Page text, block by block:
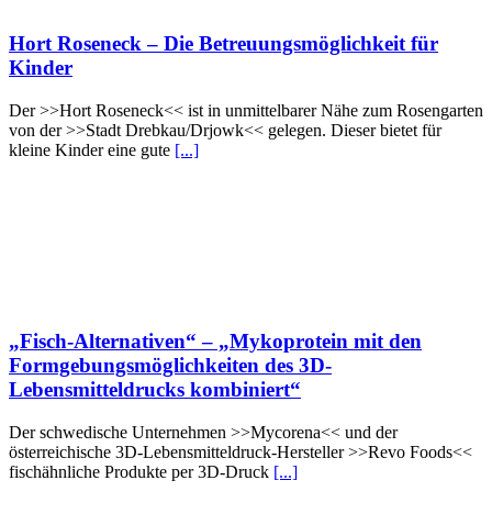
Hort Roseneck – Die Betreuungsmöglichkeit für
Kinder
Der >>Hort Roseneck<< ist in unmittelbarer Nähe zum Rosengarten
von der >>Stadt Drebkau/Drjowk<< gelegen. Dieser bietet für
kleine Kinder eine gute [...]
„Fisch-Alternativen“ – „Mykoprotein mit den
Formgebungsmöglichkeiten des 3D-
Lebensmitteldrucks kombiniert“
Der schwedische Unternehmen >>Mycorena<< und der
österreichische 3D-Lebensmitteldruck-Hersteller >>Revo Foods<<
fischähnliche Produkte per 3D-Druck [...]